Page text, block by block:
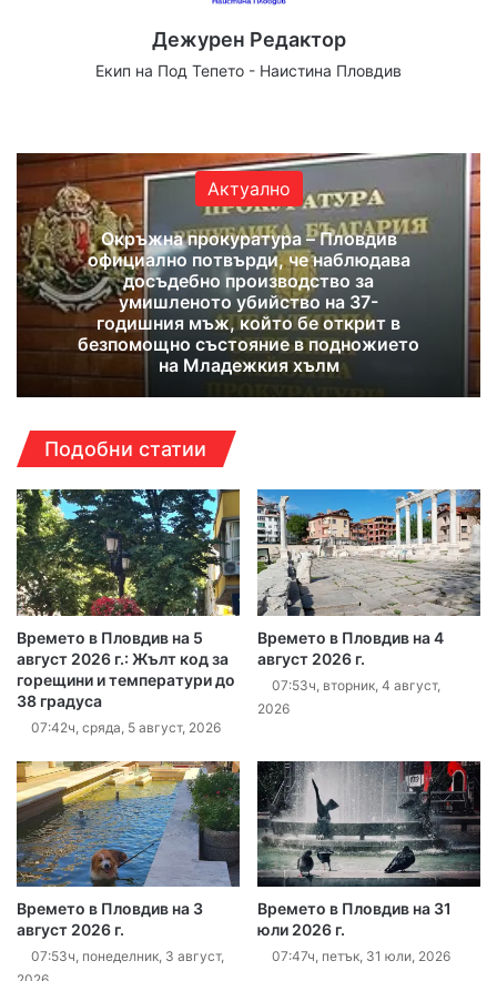
Дежурен Редактор
Екип на Под Тепето - Наистина Пловдив
Актуално
Окръжна прокуратура – Пловдив
официално потвърди, че наблюдава
досъдебно производство за
умишленото убийство на 37-
годишния мъж, който бе открит в
безпомощно състояние в подножието
на Младежкия хълм
Подобни статии
Времето в Пловдив на 5
август 2026 г.: Жълт код за
горещини и температури до
38 градуса
07:42ч, сряда, 5 август, 2026
Времето в Пловдив на 4
август 2026 г.
07:53ч, вторник, 4 август,
2026
Времето в Пловдив на 3
август 2026 г.
07:53ч, понеделник, 3 август,
Времето в Пловдив на 31
юли 2026 г.
07:47ч, петък, 31 юли, 2026